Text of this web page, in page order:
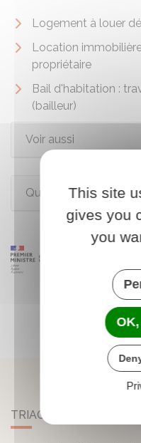
Logement à louer
Location
propriétaire
Bail d'habitation :
(bailleur)
Voir aussi
Questions ?
TRIAC-LAUTRAIT
This site
gives you
you